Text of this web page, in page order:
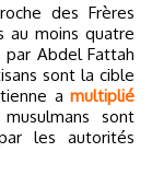
des Frères
au moins quatre
par Abdel Fattah
sont la cible
amultiplié
sont
les autorités